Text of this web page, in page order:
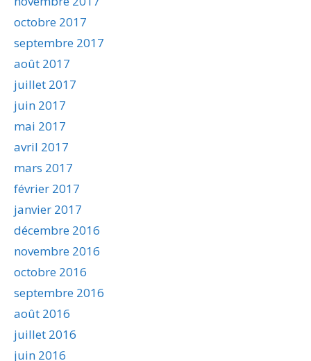
octobre 2017
septembre 2017
août 2017
juillet 2017
juin 2017
mai 2017
avril 2017
mars 2017
février 2017
janvier 2017
décembre 2016
novembre 2016
octobre 2016
septembre 2016
août 2016
juillet 2016
juin 2016